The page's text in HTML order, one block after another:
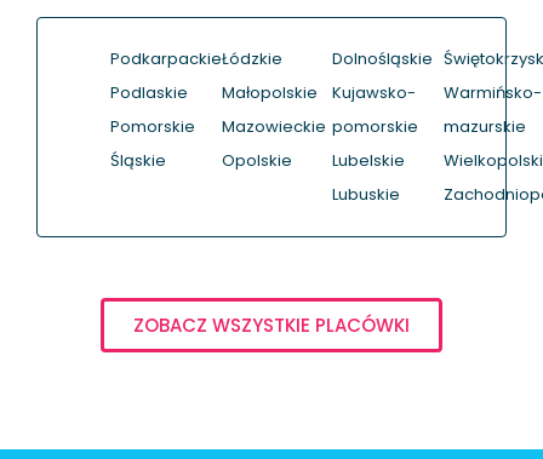
Podkarpackie
Podlaskie
Pomorskie
Śląskie
Łódzkie
Małopolskie
Mazowieckie
Opolskie
Dolnośląskie
Kujawsko-
pomorskie
Lubelskie
Lubuskie
Warmińsko-
mazurskie
ZOBACZ WSZYSTKIE PLACÓWKI